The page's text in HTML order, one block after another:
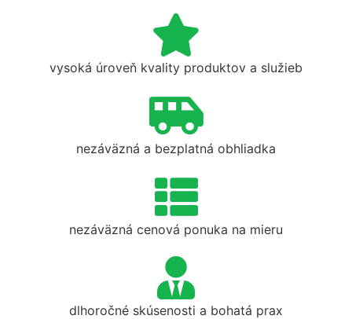
vysoká úroveň kvality produktov a služieb
nezáväzná a bezplatná obhliadka
nezáväzná cenová ponuka na mieru
dlhoročné skúsenosti a bohatá prax